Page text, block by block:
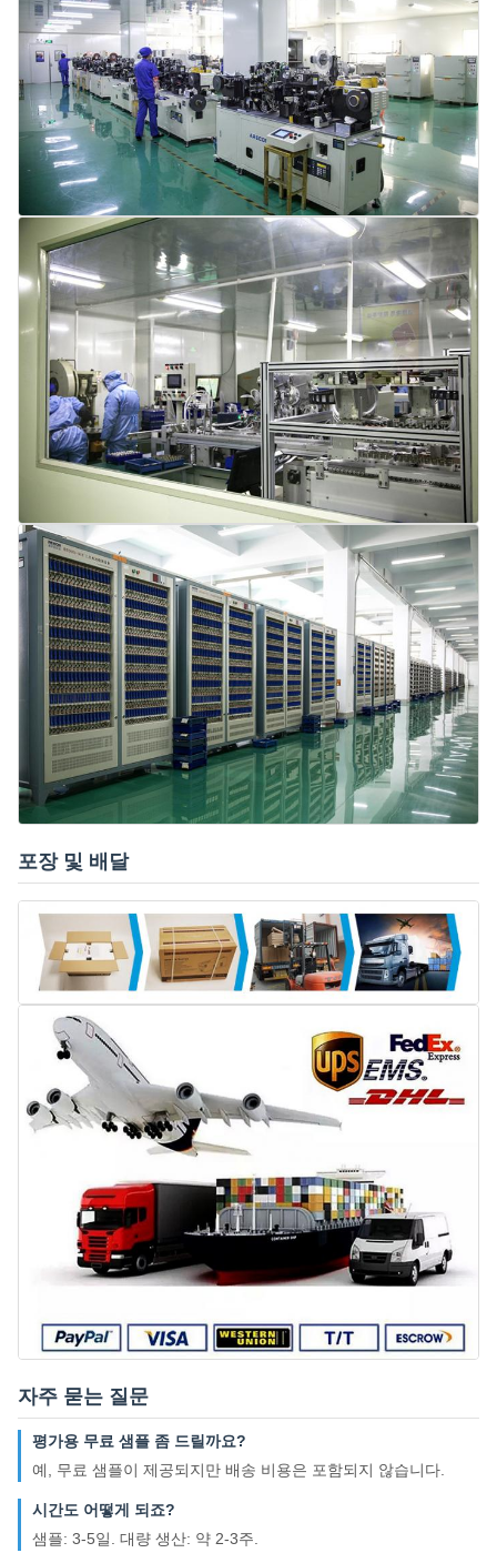
포장 및 배달
자주 묻는 질문
평가용 무료 샘플 좀 드릴까요?
예, 무료 샘플이 제공되지만 배송 비용은 포함되지 않습니다.
시간도 어떻게 되죠?
샘플: 3-5일. 대량 생산: 약 2-3주.